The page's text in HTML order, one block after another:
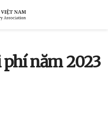
năm 2023